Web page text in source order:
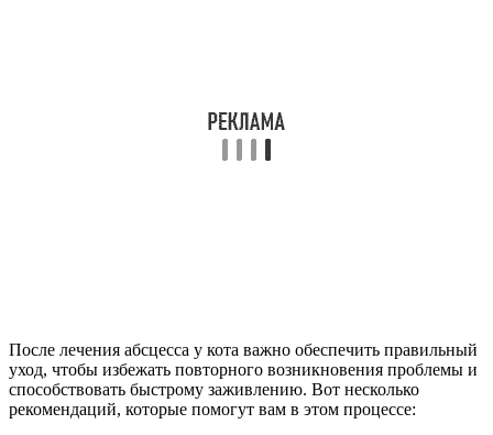
После лечения абсцесса у кота важно обеспечить правильный
уход, чтобы избежать повторного возникновения проблемы и
способствовать быстрому заживлению. Вот несколько
рекомендаций, которые помогут вам в этом процессе: